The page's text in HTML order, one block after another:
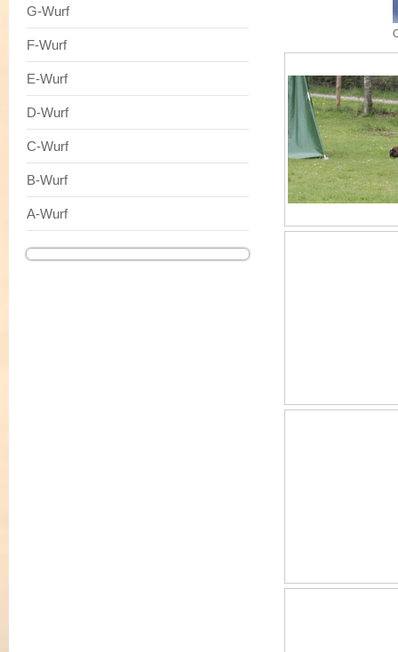
G-Wurf
F-Wurf
E-Wurf
D-Wurf
C-Wurf
B-Wurf
A-Wurf